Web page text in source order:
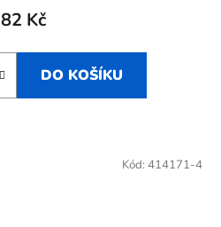
82 Kč
DO KOŠÍKU
Kód: 414171-4